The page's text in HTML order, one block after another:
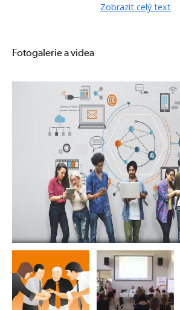
Zobrazit celý text
Fotogalerie a videa